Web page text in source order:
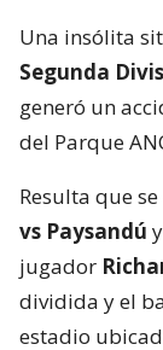
Una insólita
Segunda
generó un
del Parque
Resulta que
vs Paysandú
jugador
dividida y el
estadio